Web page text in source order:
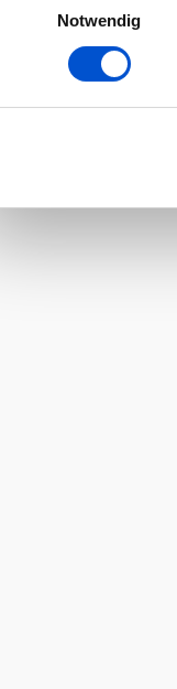
Notwendig